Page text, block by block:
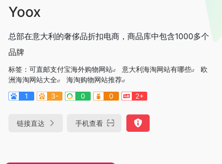
Yoox
总部在意大利的奢侈品折扣电商，商品库中包含1000多个
品牌
标签： 可直邮支付宝海外购物网站 意大利海淘网站有哪些
欧
洲海淘网站大全
海淘购物网站推荐
1
3- 0 0 2+
链接直达 手机查看